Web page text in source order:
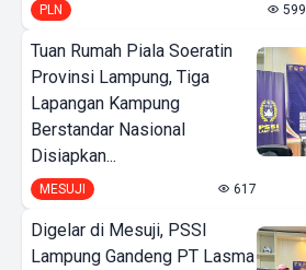
PLN 599
Tuan Rumah Piala Soeratin
Provinsi Lampung, Tiga
Lapangan Kampung
Berstandar Nasional
Disiapkan...
MESUJI 617
Digelar di Mesuji, PSSI
Lampung Gandeng PT Lasma